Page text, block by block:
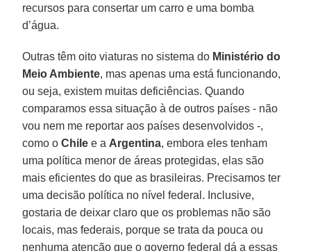
recursos para consertar um carro e uma bomba
d’água.
Outras têm oito viaturas no sistema do Ministério do
Meio Ambiente, mas apenas uma está funcionando,
ou seja, existem muitas deficiências. Quando
comparamos essa situação à de outros países - não
vou nem me reportar aos países desenvolvidos -,
como oChile e a Argentina, embora eles tenham
uma política menor de áreas protegidas, elas são
mais eficientes do que as brasileiras. Precisamos ter
uma decisão política no nível federal. Inclusive,
gostaria de deixar claro que os problemas não são
locais, mas federais, porque se trata da pouca ou
nenhuma atenção que o governo federal dá a essas